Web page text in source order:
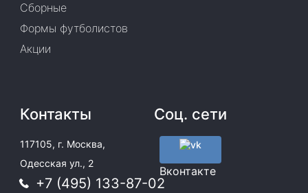
Сборные
Формы футболистов
Акции
Контакты
117105, г. Москва,
Одесская ул., 2
+7 (495) 133-87-02
Соц. сети
Вконтакте